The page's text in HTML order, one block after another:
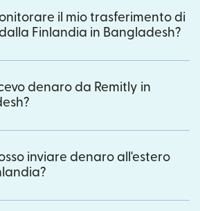
il mio trasferimento di
Finlandia in Bangladesh?
denaro da Remitly in
inviare denaro all'estero